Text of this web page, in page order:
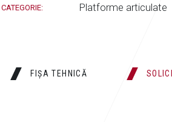
CATEGORIE: Platforme articulate
FIȘA TEHNICĂ